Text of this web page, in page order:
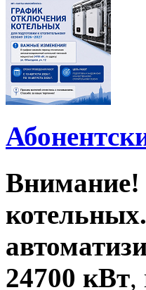
Внимание!
24700 кВт,